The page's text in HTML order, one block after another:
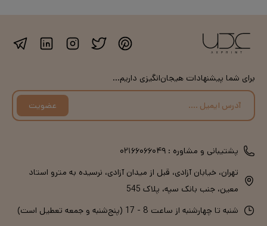
برای شما پیشنهادات هیجان‌انگیزی داریم...
عضویت
پشتیبانی و مشاوره : ۰۲۱۶۶۰۶۶۰۴۹
تهران، خیابان آزادی، قبل از میدان آزادی، نرسیده به مترو استاد
معین، جنب بانک سپه، پلاک 545
شنبه تا چهارشنبه از ساعت 8 - 17 (پنج‌شنبه و جمعه تعطیل است)